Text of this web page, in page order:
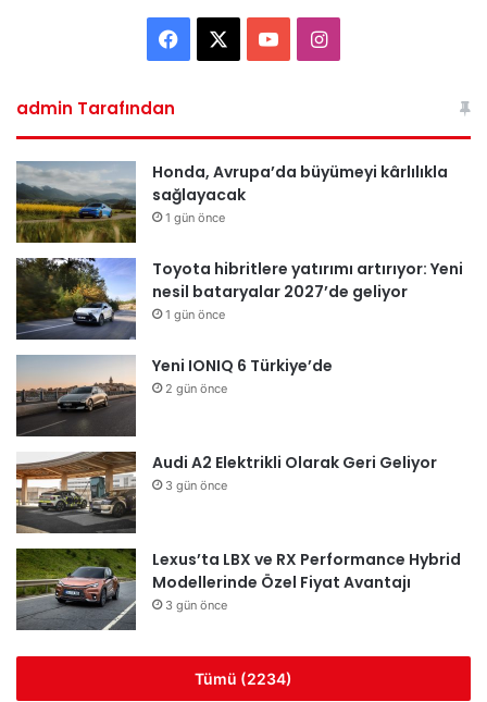
Facebook YouTubeInstagram
admin Tarafından
Honda, Avrupa’da büyümeyi kârlılıkla
sağlayacak
1 gün önce
Toyota hibritlere yatırımı artırıyor: Yeni
nesil bataryalar 2027’de geliyor
1 gün önce
Yeni IONIQ 6 Türkiye’de
2 gün önce
Audi A2 Elektrikli Olarak Geri Geliyor
3 gün önce
Lexus’ta LBX ve RX Performance Hybrid
Modellerinde Özel Fiyat Avantajı
3 gün önce
Tümü (2234)